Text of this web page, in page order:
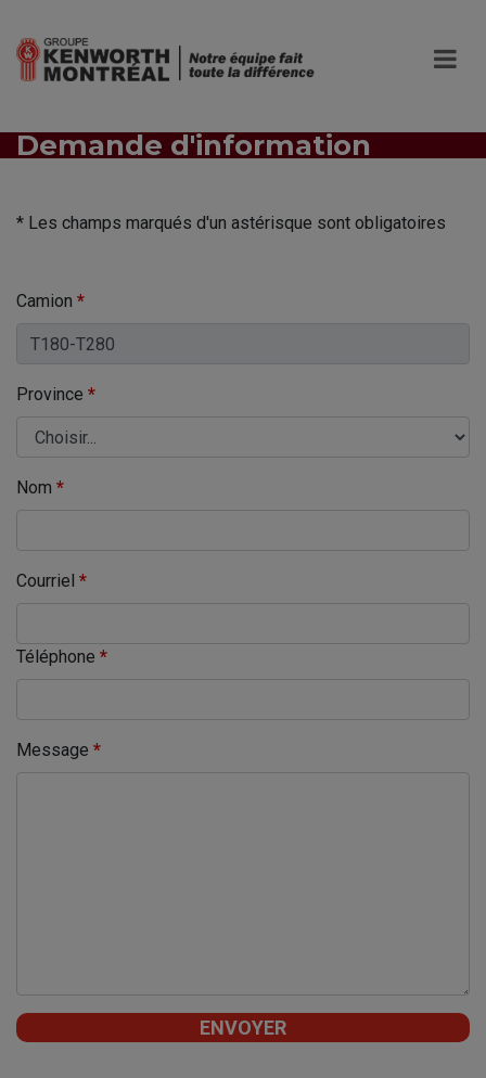
Demande d'information
* Les champs marqués d'un astérisque sont obligatoires
Camion *
Province *
Nom *
Courriel *
Téléphone *
Message *